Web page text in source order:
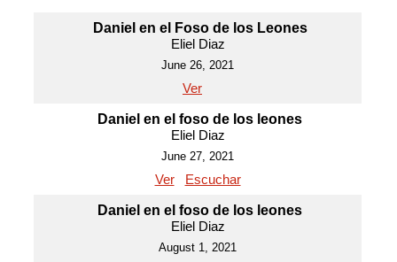
Daniel en el Foso de los Leones
Eliel Diaz
June 26, 2021
Ver
Daniel en el foso de los leones
Eliel Diaz
June 27, 2021
Ver Escuchar
Daniel en el foso de los leones
Eliel Diaz
August 1, 2021